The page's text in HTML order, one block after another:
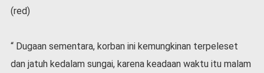
(red)
“ Dugaan sementara, korban ini kemungkinan terpeleset
dan jatuh kedalam sungai, karena keadaan waktu itu malam